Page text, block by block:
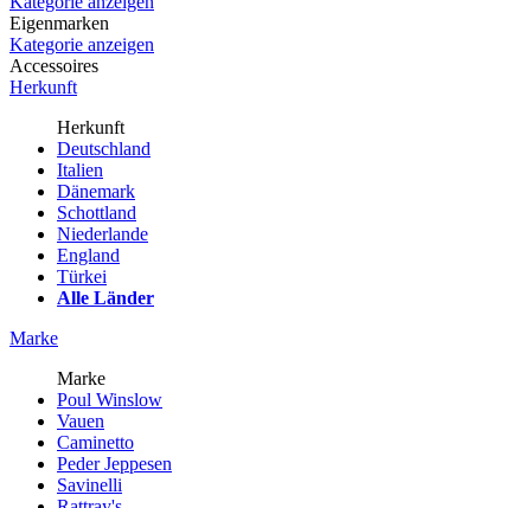
Eigenmarken
Kategorie anzeigen
Accessoires
Herkunft
Herkunft
Deutschland
Italien
Dänemark
Schottland
Niederlande
England
Türkei
Alle Länder
Marke
Marke
Poul Winslow
Vauen
Caminetto
Peder Jeppesen
Savinelli